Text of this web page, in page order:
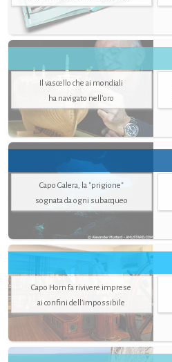
Il vascello che ai mondiali
ha navigato nell’oro
Capo Galera, la "prigione"
sognata da ogni subacqueo
Capo Horn fa rivivere imprese
ai confini dell’impossibile